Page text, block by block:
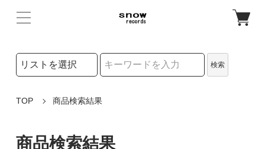
検索リストの選択
検索
TOP 商品検索結果
商品検索結果